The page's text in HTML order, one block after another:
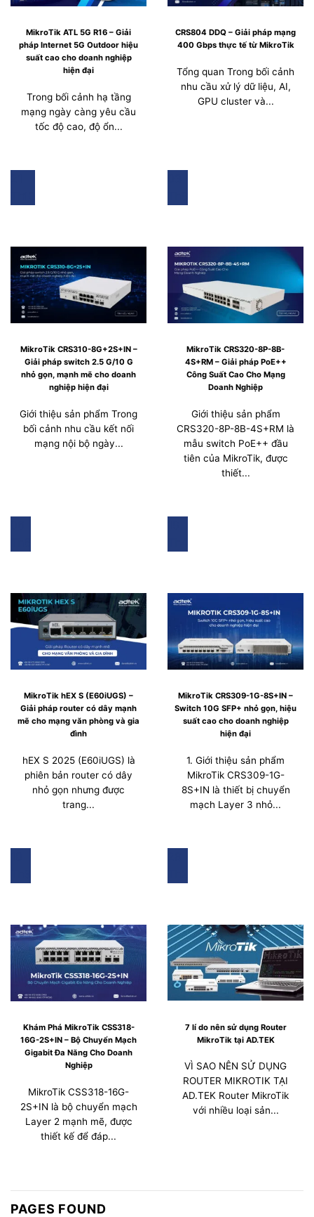
MikroTik ATL 5G R16 – Giải
pháp Internet 5G Outdoor hiệu
suất cao cho doanh nghiệp
hiện đại
Trong bối cảnh hạ tầng
mạng ngày càng yêu cầu
tốc độ cao, độ ổn...
CRS804 DDQ – Giải pháp mạng
400 Gbps thực tế từ MikroTik
Tổng quan Trong bối cảnh
nhu cầu xử lý dữ liệu, AI,
GPU cluster và...
MikroTik CRS310-8G+2S+IN –
Giải pháp switch 2.5 G/10 G
nhỏ gọn, mạnh mẽ cho doanh
nghiệp hiện đại
Giới thiệu sản phẩm Trong
bối cảnh nhu cầu kết nối
mạng nội bộ ngày...
MikroTik CRS320-8P-8B-
4S+RM – Giải pháp PoE++
Công Suất Cao Cho Mạng
Doanh Nghiệp
Giới thiệu sản phẩm
CRS320-8P-8B-4S+RM là
mẫu switch PoE++ đầu
tiên của MikroTik, được
thiết...
MikroTik hEX S (E60iUGS) –
Giải pháp router có dây mạnh
mẽ cho mạng văn phòng và gia
đình
hEX S 2025 (E60iUGS) là
phiên bản router có dây
nhỏ gọn nhưng được
trang...
MikroTik CRS309-1G-8S+IN –
Switch 10G SFP+ nhỏ gọn, hiệu
suất cao cho doanh nghiệp
hiện đại
1. Giới thiệu sản phẩm
MikroTik CRS309-1G-
8S+IN là thiết bị chuyển
mạch Layer 3 nhỏ...
Khám Phá MikroTik CSS318-
16G-2S+IN – Bộ Chuyển Mạch
Gigabit Đa Năng Cho Doanh
Nghiệp
MikroTik CSS318-16G-
2S+IN là bộ chuyển mạch
Layer 2 mạnh mẽ, được
thiết kế để đáp...
7 lí do nên sử dụng Router
MikroTik tại AD.TEK
VÌ SAO NÊN SỬ DỤNG
ROUTER MIKROTIK TẠI
AD.TEK Router MikroTik
với nhiều loại sản...
PAGES FOUND